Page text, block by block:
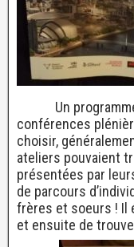
Un programme
conférences
choisir,
ateliers pouvaient
présentées par
de parcours
frères et soeurs ! Il
et ensuite de